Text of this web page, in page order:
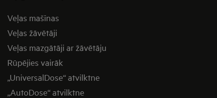
Veļas mašīnas
Veļas žāvētāji
Veļas mazgātāji ar žāvētāju
Rūpējies vairāk
„UniversalDose“ atvilktne
„AutoDose“ atvilktne